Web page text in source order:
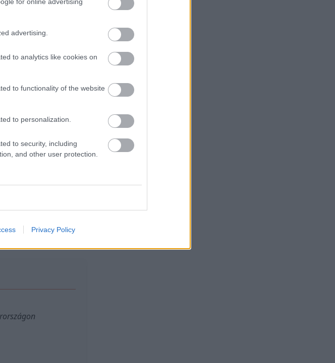
advertising.
to analytics like cookies on
to functionality of the website
to personalization.
to security, including
and other user protection.
Privacy Policy
szeretetet és